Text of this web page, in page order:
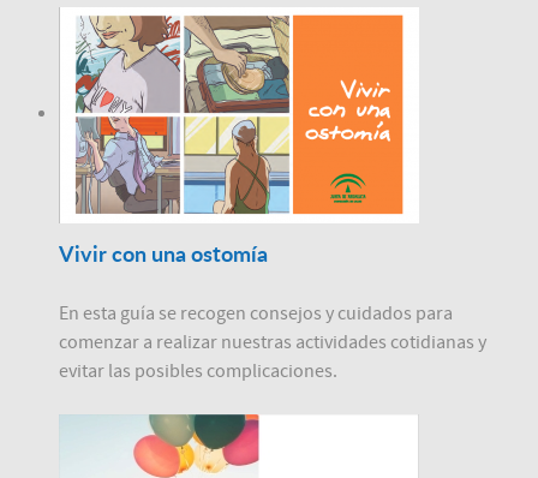
Vivir con una ostomía
En esta guía se recogen consejos y cuidados para
comenzar a realizar nuestras actividades cotidianas y
evitar las posibles complicaciones.